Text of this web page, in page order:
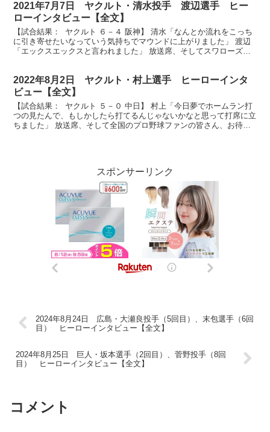
2021年7月7日 ヤクルト・清水投手 渡辺選手 ヒー
ローインタビュー【全文】
【試合結果： ヤクルト ６－４ 阪神】 清水「なんとか流れをこっち
に引き寄せたいなっていう気持ちでマウンドに上がりました」 渡辺
「エックスエックスと言われました」 放送席、そしてスワローズフ
2022年8月2日 ヤクルト・村上選手 ヒーローインタ
ビュー【全文】
【試合結果： ヤクルト ５－０ 中日】 村上「今日夢でホームラン打
つの見たんで、もしかしたら打てるんじゃないかなと思って打席に立
ちました」 放送席、そして全国のプロ野球ファンの皆さん、お待た
スポンサーリンク
2024年8月24日 広島・大瀬良投手（5回目）、末包選手（6回
目） ヒーローインタビュー【全文】
2024年8月25日 巨人・坂本選手（2回目）、菅野投手（8回
目） ヒーローインタビュー【全文】
コメント